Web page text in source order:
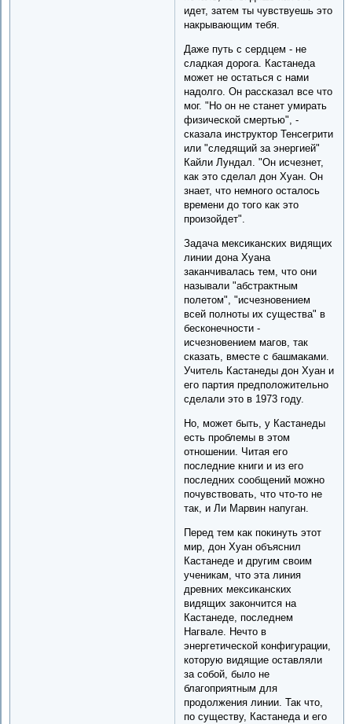
идет, затем ты чувствуешь это
накрывающим тебя.
Даже путь с сердцем - не
сладкая дорога. Кастанеда
может не остаться с нами
надолго. Он рассказал все что
мог. "Но он не станет умирать
физической смертью", -
сказала инструктор Тенсегрити
или "следящий за энергией"
Кайли Лундал. "Он исчезнет,
как это сделал дон Хуан. Он
знает, что немного осталось
времени до того как это
произойдет".
Задача мексиканских видящих
линии дона Хуана
заканчивалась тем, что они
называли "абстрактным
полетом", "исчезновением
всей полноты их существа" в
бесконечности -
исчезновением магов, так
сказать, вместе с башмаками.
Учитель Кастанеды дон Хуан и
его партия предположительно
сделали это в 1973 году.
Но, может быть, у Кастанеды
есть проблемы в этом
отношении. Читая его
последние книги и из его
последних сообщений можно
почувствовать, что что-то не
так, и Ли Марвин напуган.
Перед тем как покинуть этот
мир, дон Хуан объяснил
Кастанеде и другим своим
ученикам, что эта линия
древних мексиканских
видящих закончится на
Кастанеде, последнем
Нагвале. Нечто в
энергетической конфигурации,
которую видящие оставляли
за собой, было не
благоприятным для
продолжения линии. Так что,
по существу, Кастанеда и его